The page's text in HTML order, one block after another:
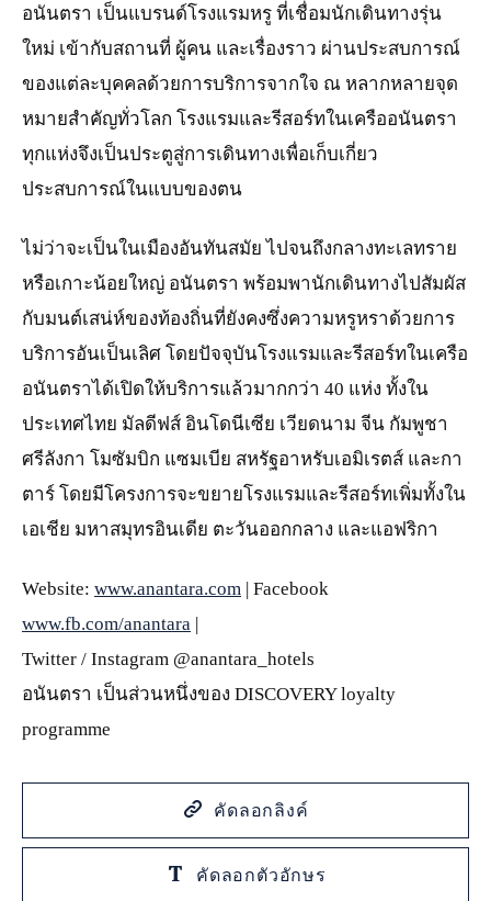
อนันตรา เป็นแบรนด์โรงแรมหรู ที่เชื่อมนักเดินทางรุ่น
ใหม่ เข้ากับสถานที่ ผู้คน และเรื่องราว ผ่านประสบการณ์
ของแต่ละบุคคลด้วยการบริการจากใจ ณ หลากหลายจุด
หมายสำคัญทั่วโลก โรงแรมและรีสอร์ทในเครืออนันตรา
ทุกแห่งจึงเป็นประตูสู่การเดินทางเพื่อเก็บเกี่ยว
ประสบการณ์ในแบบของตน
ไม่ว่าจะเป็นในเมืองอันทันสมัย ไปจนถึงกลางทะเลทราย
หรือเกาะน้อยใหญ่ อนันตรา พร้อมพานักเดินทางไปสัมผัส
กับมนต์เสน่ห์ของท้องถิ่นที่ยังคงซึ่งความหรูหราด้วยการ
บริการอันเป็นเลิศ โดยปัจจุบันโรงแรมและรีสอร์ทในเครือ
อนันตราได้เปิดให้บริการแล้วมากกว่า 40 แห่ง ทั้งใน
ประเทศไทย มัลดีฟส์ อินโดนีเซีย เวียดนาม จีน กัมพูชา
ศรีลังกา โมซัมบิก แซมเบีย สหรัฐอาหรับเอมิเรตส์ และกา
ตาร์ โดยมีโครงการจะขยายโรงแรมและรีสอร์ทเพิ่มทั้งใน
เอเชีย มหาสมุทรอินเดีย ตะวันออกกลาง และแอฟริกา
Website: www.anantara.com | Facebook
www.fb.com/anantara |
Twitter / Instagram @anantara_hotels
อนันตรา เป็นส่วนหนึ่งของ DISCOVERY loyalty
programme
คัดลอกลิงค์
คัดลอกตัวอักษร